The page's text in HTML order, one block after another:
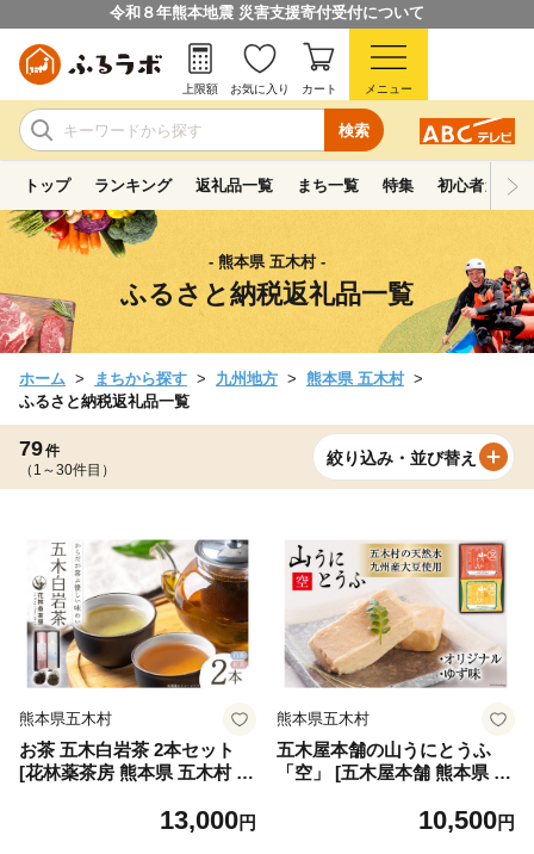
令和８年熊本地震 災害支援寄付受付について
検索
上限額 お気に入り カート メニュー
トップ ランキング 返礼品一覧 まち一覧 特集 初心者ガイド
- 熊本県 五木村 -
ふるさと納税返礼品一覧
ホーム まちから探す 九州地方
熊本県 五木村
ふるさと納税返礼品一覧
79件
（1～30件目）
絞り込み・並び替え
熊本県五木村
お茶 五木白岩茶 2本セット
[花林薬茶房 熊本県 五木村 51
13,000円
熊本県五木村
五木屋本舗の山うにとうふ
「空」 [五木屋本舗 熊本県 五
九州産大豆・天然水使用 熊本
10,500円